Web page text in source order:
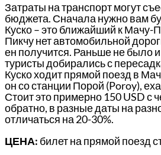
Затраты на транспорт могут
бюджета. Сначала нужно вам
Куско – это ближайший к Мачу-
Пикчу нет автомобильной
ен получится. Раньше не было
туристы добирались с
Куско ходит прямой поезд в
он со станции Порой (Poroy),
Стоит это примерно 150 USD с
обратно, в разные даты на
отличаться на 20-30%.
ЦЕНА: билет на прямой поезд